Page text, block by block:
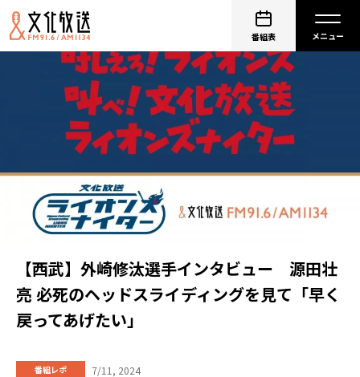
番組表
【西武】外崎修汰選手インタビュー 源田壮
亮 必死のヘッドスライディングを見て「早く
戻ってあげたい」
番組レポ 7/11, 2024